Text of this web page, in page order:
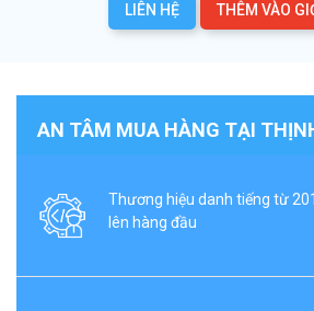
LIÊN HỆ THÊM VÀO
AN TÂM MUA HÀNG TẠI
Thương hiệu danh tiếng từ
lên hàng đầu